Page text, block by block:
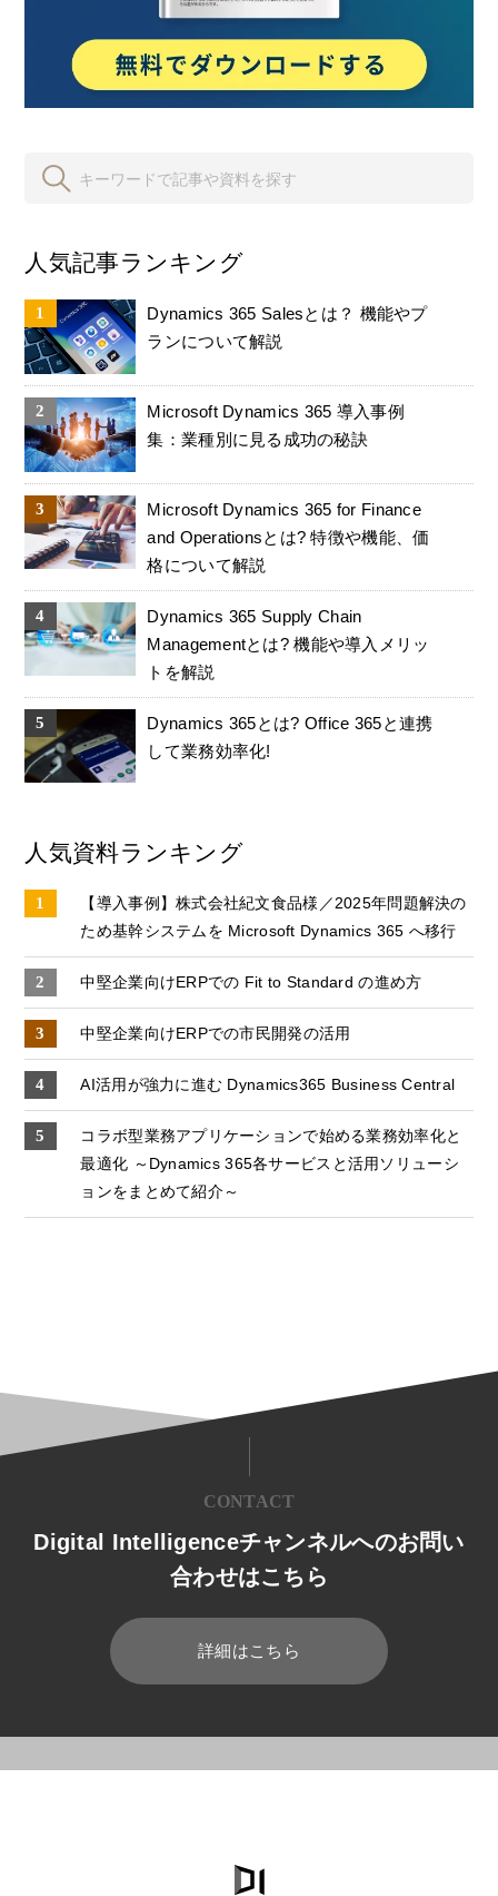
人気記事ランキング
Dynamics 365 Salesとは？ 機能やプ
ランについて解説
Microsoft Dynamics 365 導入事例
集：業種別に見る成功の秘訣
Microsoft Dynamics 365 for Finance
and Operationsとは? 特徴や機能、価
格について解説
Dynamics 365 Supply Chain
Managementとは? 機能や導入メリッ
トを解説
Dynamics 365とは? Office 365と連携
して業務効率化!
人気資料ランキング
【導入事例】株式会社紀文食品様／2025年問題解決の
ため基幹システムを Microsoft Dynamics 365 へ移行
中堅企業向けERPでの Fit to Standard の進め方
中堅企業向けERPでの市⺠開発の活用
AI活用が強力に進む Dynamics365 Business Central
コラボ型業務アプリケーションで始める業務効率化と
最適化 ～Dynamics 365各サービスと活用ソリューシ
ョンをまとめて紹介～
CONTACT
Digital Intelligenceチャンネルへのお問い
合わせはこちら
詳細はこちら